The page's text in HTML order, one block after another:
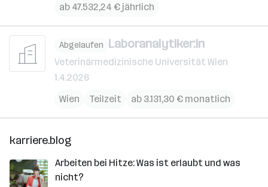
ab 47.532,24 € jährlich
Abgelaufen Laboranalytiker:in
Veterinärmedizinische Universität Wien
1.4.2026
Wien
Teilzeit ab 3.131,30 € monatlich
karriere.blog
Arbeiten bei Hitze: Was ist erlaubt und was
nicht?